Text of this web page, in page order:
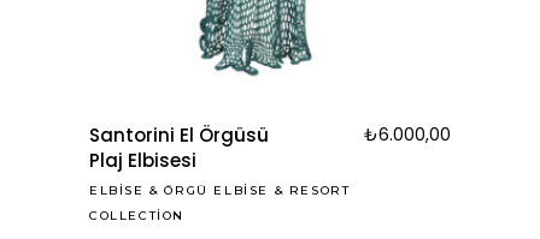
Santorini El Örgüsü
Plaj Elbisesi
₺6.000,00
ELBISE &ÖRGÜ ELBISE & RESORT
COLLECTION